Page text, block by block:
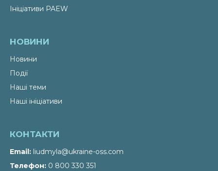
Ініціативи PAEW
НОВИНИ
Новини
Події
Наші теми
Наші ініціативи
КОНТАКТИ
Email
liudmyla@ukraine-oss.com
Телефон 0 800 330 351